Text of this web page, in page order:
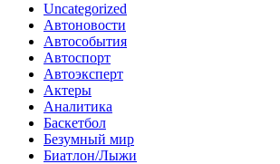
Uncategorized
Автоновости
Автособытия
Автоспорт
Автоэксперт
Актеры
Аналитика
Баскетбол
Безумный мир
Биатлон/Лыжи